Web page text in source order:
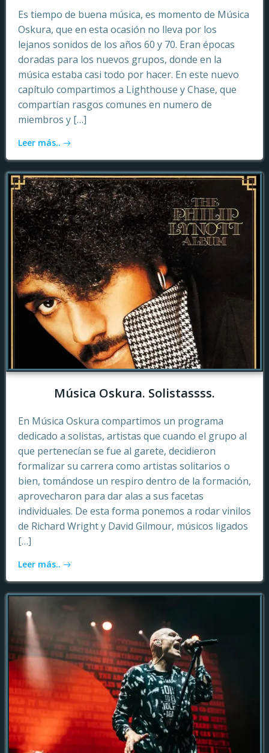
Es tiempo de buena música, es momento de Música
Oskura, que en esta ocasión no lleva por los
lejanos sonidos de los años 60 y 70. Eran épocas
doradas para los nuevos grupos, donde en la
música estaba casi todo por hacer. En este nuevo
capítulo compartimos a Lighthouse y Chase, que
compartían rasgos comunes en numero de
miembros y […]
Leer más..
Música Oskura. Solistassss.
En Música Oskura compartimos un programa
dedicado a solistas, artistas que cuando el grupo al
que pertenecían se fue al garete, decidieron
formalizar su carrera como artistas solitarios o
bien, tomándose un respiro dentro de la formación,
aprovecharon para dar alas a sus facetas
individuales. De esta forma ponemos a rodar vinilos
de Richard Wright y David Gilmour, músicos ligados
[…]
Leer más..